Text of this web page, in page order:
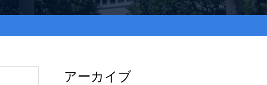
アーカイブ